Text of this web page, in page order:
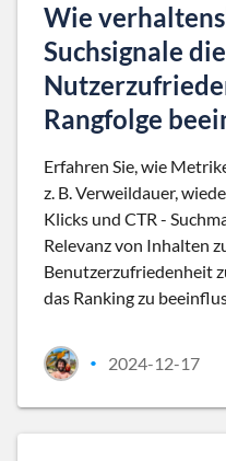
Wie
Suchsignale die
Rangfolge
Erfahren Sie, wie
z. B. Verweildauer,
Klicks und CTR -
Relevanz von Inhalten
Benutzerzufriedenheit
das Ranking zu
• 2024-12-17